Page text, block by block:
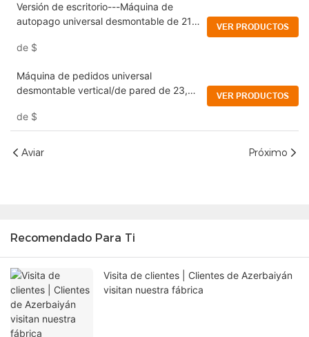
Versión de escritorio---Máquina de
autopago universal desmontable de 21,5
de $
VER PRODUCTOS
Máquina de pedidos universal
desmontable vertical/de pared de 23,8
NFC/pago con código QR e impresora
de recibos
de $
VER PRODUCTOS
Aviar Próximo
Recomendado Para Ti
Visita de clientes | Clientes de Azerbaiyán
visitan nuestra fábrica